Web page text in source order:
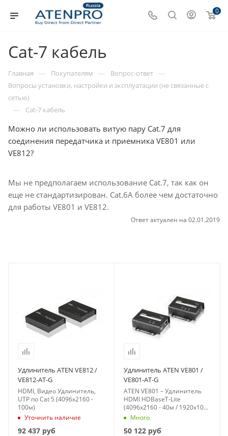
0
Cat-7 кабель
Главная — Покупателям — Вопрос-ответ —
Вопросы установки, настройки и эксплуатации (не связанные с
сетью)
— Cat-7 кабель
Можно ли использовать витую пару Cat.7 для
соединения передатчика и приемника VE801 или
VE812?
Мы не предполагаем использование Cat.7, так как он
еще не стандартизирован. Cat.6A более чем достаточно
для работы VE801 и VE812.
Ответ актуален на 02.01.2019
Удлинитель ATEN VE812 /
VE812-AT-G
HDMI, Видео Удлинитель,
UTP по Cat 5 (4096x2160 -
100м)
Уточнить наличие
92 437 руб
Удлинитель ATEN VE801 /
VE801-AT-G
ATEN VE801 – Удлинитель
HDMI HDBaseT-Lite
(4096x2160 - 40м / 1920x1080
- 70м)
Много
50 122 руб